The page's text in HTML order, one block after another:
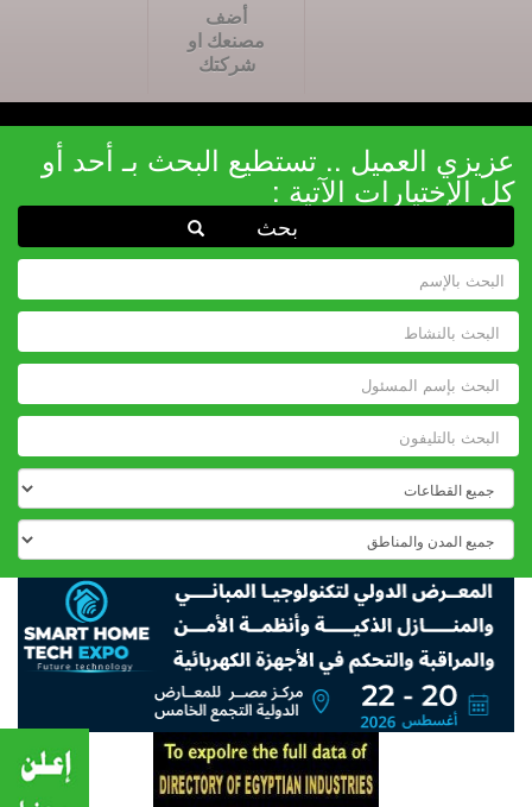
أضف
مصنعك او
شركتك
عزيزي العميل .. تستطيع البحث بـ أحد أو
كل الإختيارات الآتية :